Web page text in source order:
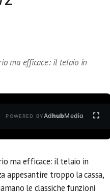
ma efficace: il telaio in
POWERED BYAdhubMedia
ma efficace: il telaio in
appesantire troppo la cassa,
le classiche funzioni